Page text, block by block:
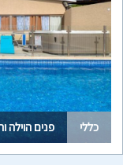
כללי פנים הוילה